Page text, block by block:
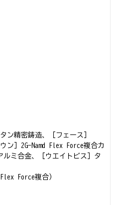
ン精密鋳造、［フェース］
ン］2G-Namd Flex Force複合カ
ルミ合金、［ウエイトビス］タ
Force複合）